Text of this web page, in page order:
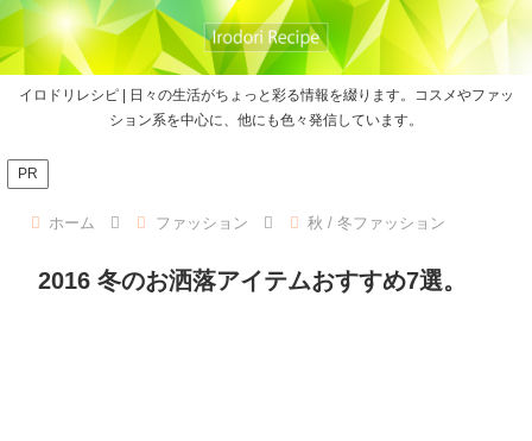
イロドリレシピ | 日々の生活がちょっと彩る情報を綴ります。コスメやファッ
ション系を中心に、他にも色々発信しています。
PR
ホーム ファッション 秋 / 冬ファッション
2016 冬のお洒落アイテムおすすめ7選。